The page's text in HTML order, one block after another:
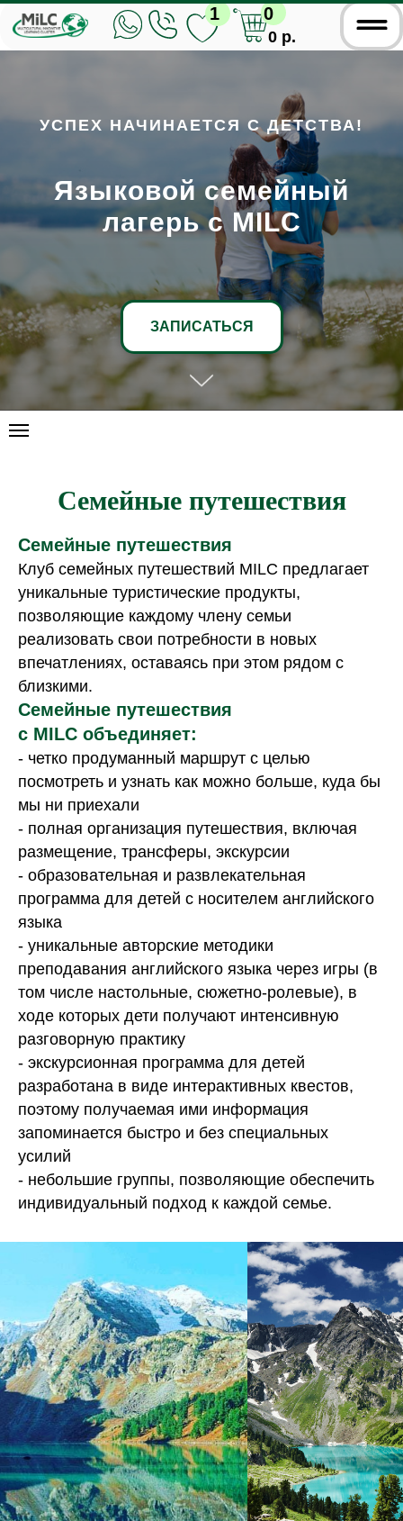
0 р.
1
УСПЕХ НАЧИНАЕТСЯ С ДЕТСТВА!
Языковой семейный
лагерь с MILC
ЗАПИСАТЬСЯ
Семейные путешествия
Семейные путешествия
Клуб семейных путешествий MILC предлагает
уникальные туристические продукты,
позволяющие каждому члену семьи
реализовать свои потребности в новых
впечатлениях, оставаясь при этом рядом с
близкими.
Семейные путешествия
с MILC объединяет:
- четко продуманный маршрут с целью
посмотреть и узнать как можно больше, куда бы
мы ни приехали
- полная организация путешествия, включая
размещение, трансферы, экскурсии
- образовательная и развлекательная
программа для детей с носителем английского
языка
- уникальные авторские методики
преподавания английского языка через игры (в
том числе настольные, сюжетно-ролевые), в
ходе которых дети получают интенсивную
разговорную практику
- экскурсионная программа для детей
разработана в виде интерактивных квестов,
поэтому получаемая ими информация
запоминается быстро и без специальных
усилий
- небольшие группы, позволяющие обеспечить
индивидуальный подход к каждой семье.